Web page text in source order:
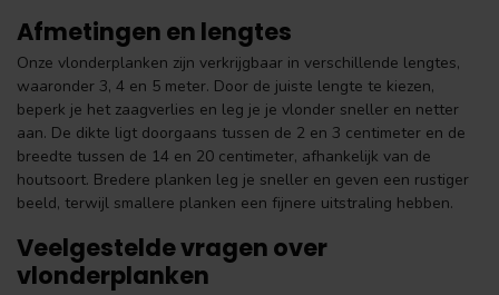
Afmetingen en lengtes
Onze vlonderplanken zijn verkrijgbaar in verschillende lengtes,
waaronder 3, 4 en 5 meter. Door de juiste lengte te kiezen,
beperk je het zaagverlies en leg je je vlonder sneller en netter
aan. De dikte ligt doorgaans tussen de 2 en 3 centimeter en de
breedte tussen de 14 en 20 centimeter, afhankelijk van de
houtsoort. Bredere planken leg je sneller en geven een rustiger
beeld, terwijl smallere planken een fijnere uitstraling hebben.
Veelgestelde vragen over
vlonderplanken